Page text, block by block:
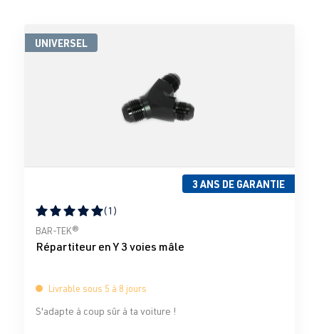
UNIVERSEL
3 ANS DE GARANTIE
Note moyenne de 5 sur 5 étoiles
(1)
BAR-TEK®
Répartiteur en Y 3 voies mâle
Livrable sous 5 à 8 jours
S'adapte à coup sûr à ta voiture !